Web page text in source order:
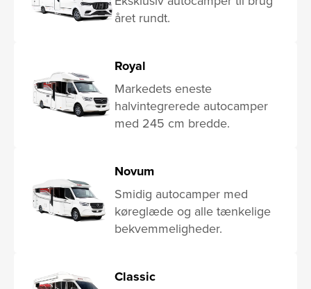
året rundt.
Royal
Markedets eneste
halvintegrerede autocamper
med 245 cm bredde.
Novum
Smidig autocamper med
køreglæde og alle tænkelige
bekvemmeligheder.
Classic